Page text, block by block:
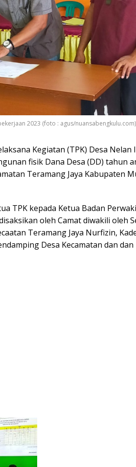
2023 (foto : agus/nuansabengkulu.com)
Kegiatan (TPK) Desa Nelan
fisik Dana Desa (DD) tahun
Teramang Jaya Kabupaten
TPK kepada Ketua Badan
oleh Camat diwakili oleh
Teramang Jaya Nurfizin,
Desa Kecamatan dan dan